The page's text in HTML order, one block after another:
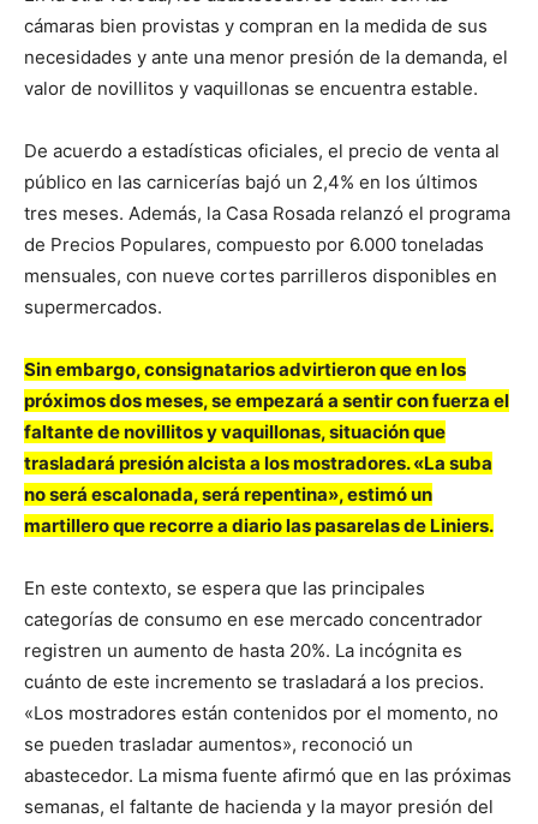
cámaras bien provistas y compran en la medida de sus
necesidades y ante una menor presión de la demanda, el
valor de novillitos y vaquillonas se encuentra estable.
De acuerdo a estadísticas oficiales, el precio de venta al
público en las carnicerías bajó un 2,4% en los últimos
tres meses. Además, la Casa Rosada relanzó el programa
de Precios Populares, compuesto por 6.000 toneladas
mensuales, con nueve cortes parrilleros disponibles en
supermercados.
Sin embargo, consignatarios advirtieron que en los
próximos dos meses, se empezará a sentir con fuerza el
faltante de novillitos y vaquillonas, situación que
trasladará presión alcista a los mostradores. «La suba
no será escalonada, será repentina», estimó un
martillero que recorre a diario las pasarelas de Liniers.
En este contexto, se espera que las principales
categorías de consumo en ese mercado concentrador
registren un aumento de hasta 20%. La incógnita es
cuánto de este incremento se trasladará a los precios.
«Los mostradores están contenidos por el momento, no
se pueden trasladar aumentos», reconoció un
abastecedor. La misma fuente afirmó que en las próximas
semanas, el faltante de hacienda y la mayor presión del